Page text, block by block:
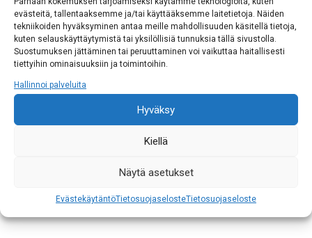
evästeitä, tallentaaksemme ja/tai käyttääksemme laitetietoja. Näiden
tekniikoiden hyväksyminen antaa meille mahdollisuuden käsitellä tietoja,
kuten selauskäyttäytymistä tai yksilöllisiä tunnuksia tällä sivustolla.
Suostumuksen jättäminen tai peruuttaminen voi vaikuttaa haitallisesti
tiettyihin ominaisuuksiin ja toimintoihin.
Hallinnoi palveluita
Hyväksy
Kiellä
Näytä asetukset
EvästekäytäntöTietosuojaselosteTietosuojaseloste
kymmeniä, ja rumpu voidaan myös tarvittaessa
suunnitella itse. Kuljetinhihnan pituus on 390mm
(optiona 900mm), ja hihnalta voidaan kuljettaa
talteen. Suppilon tilavuus joko 16, 20 tai 40 litraa, HD
sarjan koneissa jopa 80litraa.